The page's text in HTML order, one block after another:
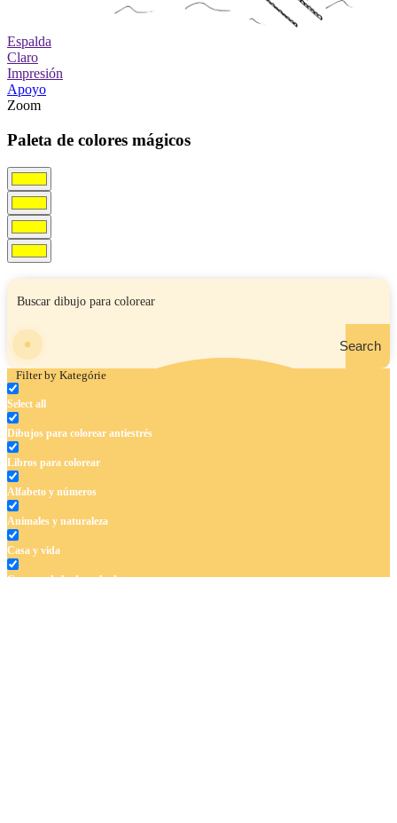
Espalda
Claro
Impresión
Apoyo
Zoom
Paleta de colores mágicos
Search
Filter by Kategórie
Select all
Dibujos para colorear antiestrés
Libros para colorear
Alfabeto y números
Animales y naturaleza
Casa y vida
Cuentos de hadas y hadas